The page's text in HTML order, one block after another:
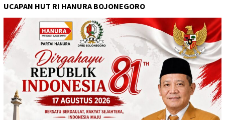
UCAPAN HUT RI HANURA BOJONEGORO